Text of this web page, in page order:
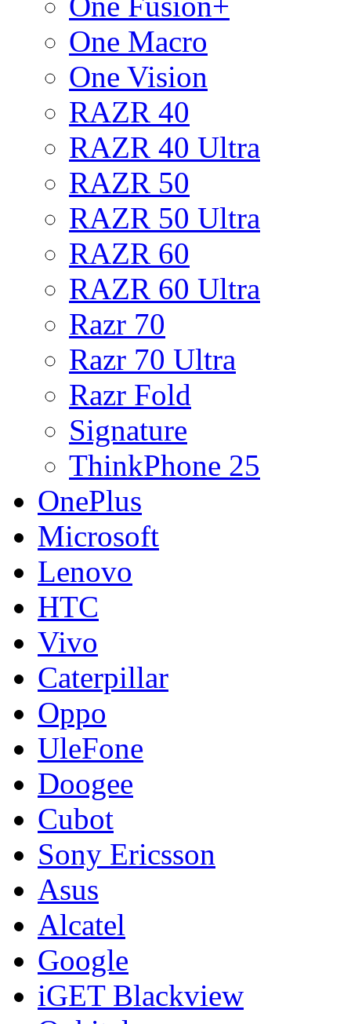
One Macro
One Vision
RAZR 40
RAZR 40 Ultra
RAZR 50
RAZR 50 Ultra
RAZR 60
RAZR 60 Ultra
Razr 70
Razr 70 Ultra
Razr Fold
Signature
ThinkPhone 25
OnePlus
Microsoft
Lenovo
HTC
Vivo
Caterpillar
Oppo
UleFone
Doogee
Cubot
Sony Ericsson
Asus
Alcatel
Google
iGET Blackview